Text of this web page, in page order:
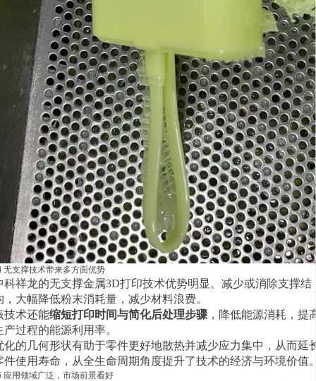
无支撑技术带来多方面优势
科祥龙的无支撑金属3D打印技术优势明显。减少或消除支撑结
，大幅降低粉末消耗量，减少材料浪费。
技术还能缩短打印时间与简化后处理步骤，降低能源消耗，提
产过程的能源利用率。
化的几何形状有助于零件更好地散热并减少应力集中，从而延
件使用寿命，从全生命周期角度提升了技术的经济与环境价值
应用领域广泛，市场前景看好